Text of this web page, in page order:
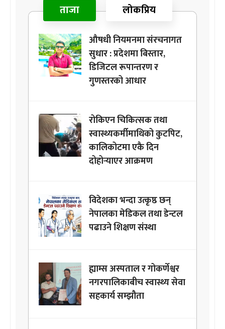
ताजा लोकप्रिय
औषधी नियमनमा संरचनागत
सुधार : प्रदेशमा बिस्तार,
डिजिटल रूपान्तरण र
गुणस्तरको आधार
रोकिएन चिकित्सक तथा
स्वास्थ्यकर्मीमाथिको कुटपिट,
कालिकोटमा एकै दिन
दोहोर्‍याएर आक्रमण
विदेशका भन्दा उत्कृष्ठ छन्
नेपालका मेडिकल तथा डेन्टल
पढाउने शिक्षण संस्था
ह्याम्स अस्पताल र गोकर्णेश्वर
नगरपालिकाबीच स्वास्थ्य सेवा
सहकार्य सम्झौता